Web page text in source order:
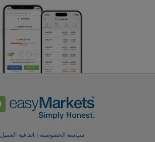
سياسة الخصوصية اتفاقية العميل